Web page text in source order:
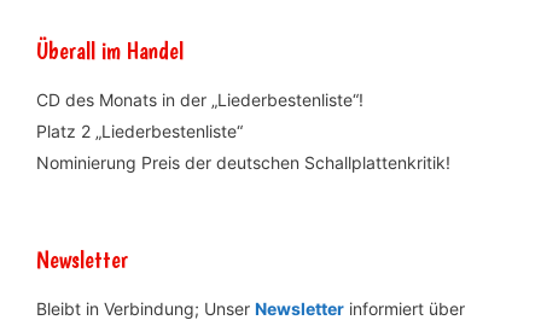
Überall im Handel
CD des Monats in der „Liederbestenliste“!
Platz 2 „Liederbestenliste“
Nominierung Preis der deutschen Schallplattenkritik!
Newsletter
Bleibt in Verbindung; Unser Newsletter informiert über